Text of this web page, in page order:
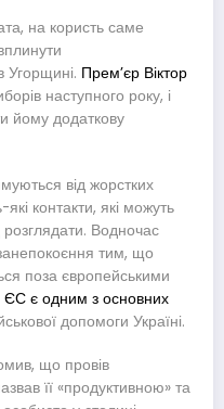
на користь саме
Угорщині. Прем’єр Віктор
наступного року, і
йому додаткову
від жорстких
контакти, які можуть
Водночас
тим, що
поза європейськими
ЄС є одним з основних
допомоги Україні.
що провів
її «продуктивною» та